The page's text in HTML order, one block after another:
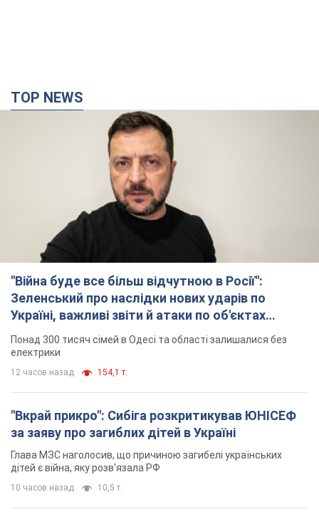
TOP NEWS
"Війна буде все більш відчутною в Росії":
Зеленський про наслідки нових ударів по
Україні, важливі звіти й атаки по об'єктах
ворога. Відео
Понад 300 тисяч сімей в Одесі та області залишалися без
електрики
12 часов назад 154,1 т.
"Вкрай прикро": Сибіга розкритикував ЮНІСЕФ
за заяву про загиблих дітей в Україні
Глава МЗС наголосив, що причиною загибелі українських
дітей є війна, яку розв'язала РФ
10 часов назад 10,5 т.